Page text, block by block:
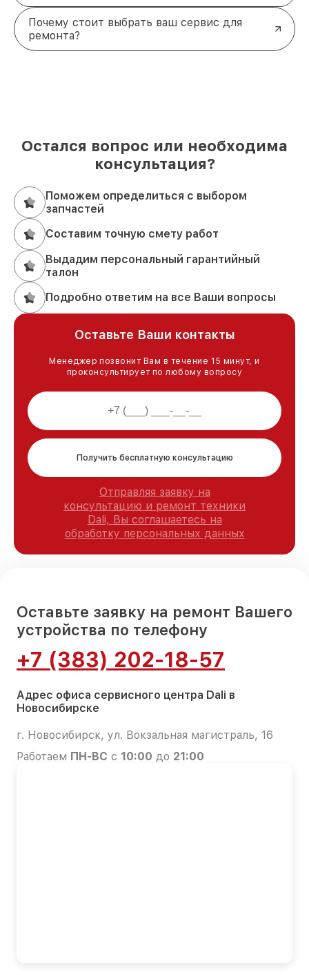
Почему стоит выбрать ваш сервис для
ремонта?
Остался вопрос или необходима
консультация?
Поможем определиться с выбором
запчастей
Составим точную смету работ
Выдадим персональный гарантийный
талон
Подробно ответим на все Ваши вопросы
Оставьте Ваши контакты
Менеджер позвонит Вам в течение 15 минут, и
проконсультирует по любому вопросу
Получить бесплатную консультацию
Отправляя заявку на
консультацию и ремонт техники
Dali, Вы соглашаетесь на
обработку персональных данных
Оставьте заявку на ремонт Вашего
устройства по телефону
+7 (383) 202-18-57
Адрес офиса сервисного центра Dali в
Новосибирске
г. Новосибирск, ул. Вокзальная магистраль, 16
Работаем ПН-ВС с 10:00 до 21:00